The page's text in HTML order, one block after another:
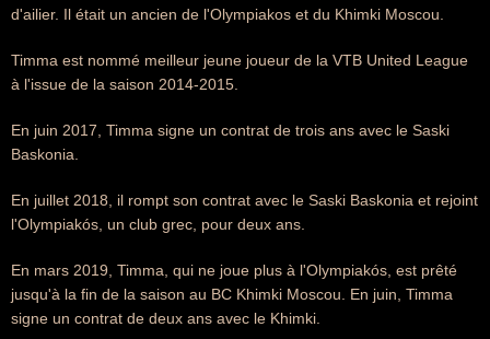
d'ailier. Il était un ancien de l'Olympiakos et du Khimki Moscou.
Timma est nommé meilleur jeune joueur de la VTB United League
à l'issue de la saison 2014-2015.
En juin 2017, Timma signe un contrat de trois ans avec le Saski
Baskonia.
En juillet 2018, il rompt son contrat avec le Saski Baskonia et rejoint
l'Olympiakós, un club grec, pour deux ans.
En mars 2019, Timma, qui ne joue plus à l'Olympiakós, est prêté
jusqu'à la fin de la saison au BC Khimki Moscou. En juin, Timma
signe un contrat de deux ans avec le Khimki.